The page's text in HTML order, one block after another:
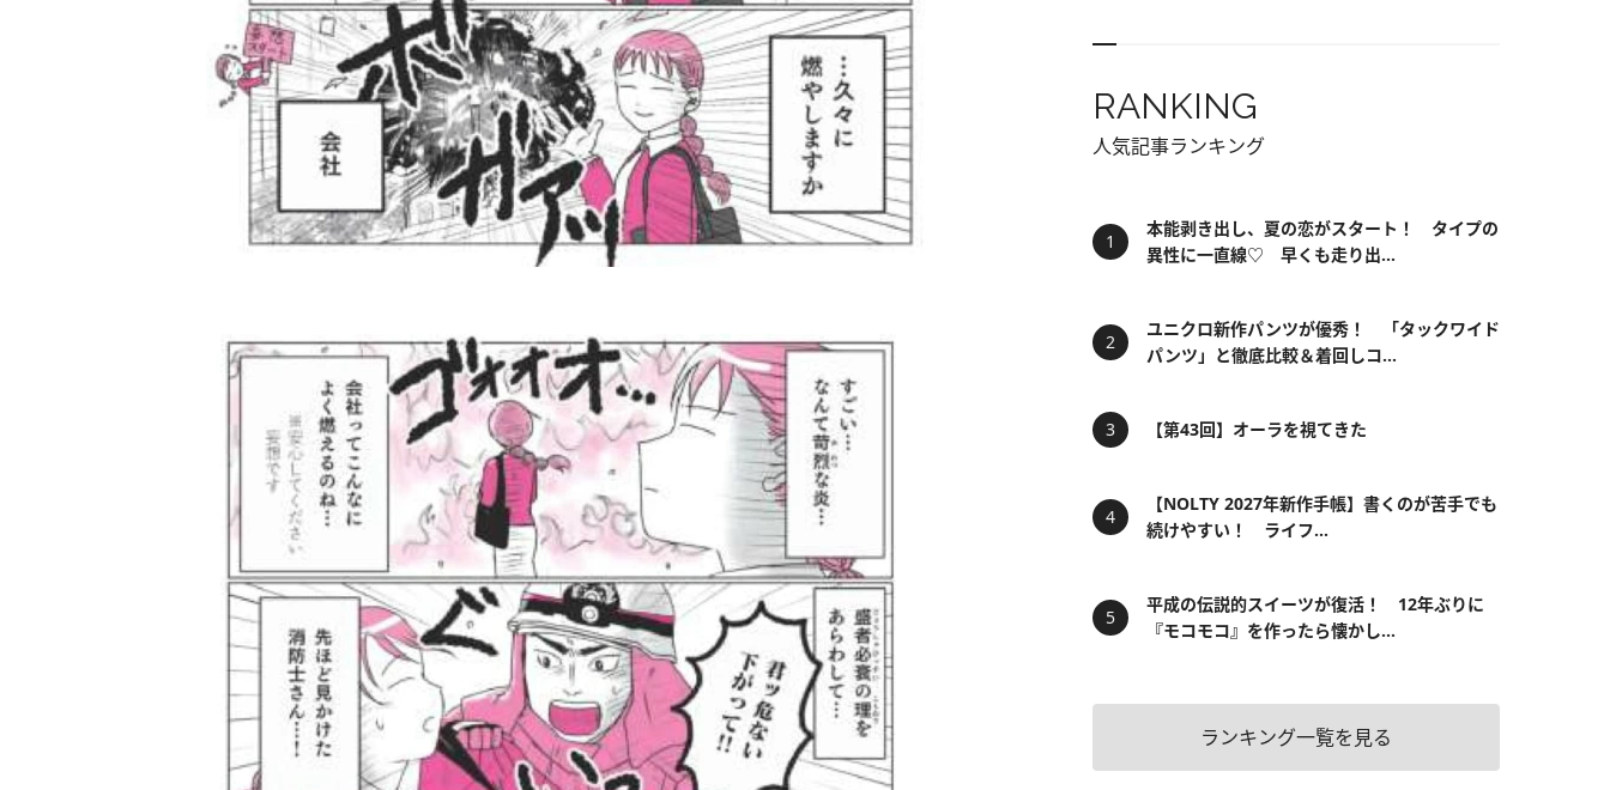
RANKING
人気記事ランキング
本能剥き出し、夏の恋がスタート！ タイプの
異性に一直線♡ 早くも走り出...
ユニクロ新作パンツが優秀！ 「タックワイド
パンツ」と徹底比較＆着回しコ...
【第43回】オーラを視てきた
【NOLTY 2027年新作手帳】書くのが苦手でも
続けやすい！ ライフ...
平成の伝説的スイーツが復活！ 12年ぶりに
『モコモコ』を作ったら懐かし...
ランキング一覧を見る